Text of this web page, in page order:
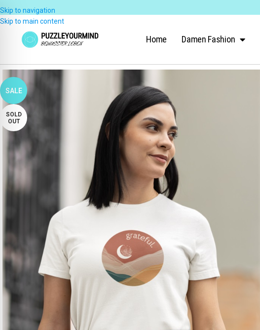
Skip to navigation
Skip to main content
Home Damen Fashion
SALE
SOLD
OUT